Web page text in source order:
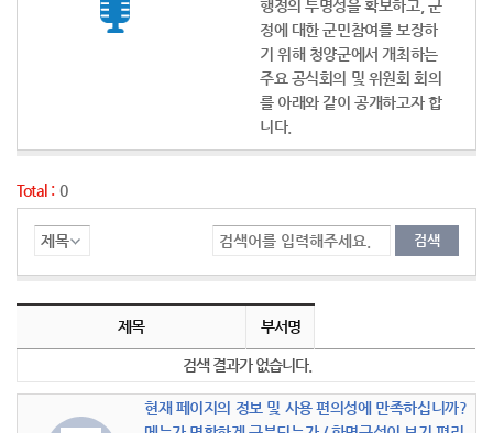
행정의 투명성을 확보하고, 군
정에 대한 군민참여를 보장하
기 위해 청양군에서 개최하는
주요 공식회의 및 위원회 회의
를 아래와 같이 공개하고자 합
니다.
Total : 0
회의자료공개 목록
회의자료공개의 목록으로 순번, 제목, 부서명, 등록일, 조회, 첨부(으)로 나뉘어 설명합니다. 총 0개의 글이 있으며 제목링크를 통해서 게시물 상세글내용으로 이동합니다.
제목
부서명
검색 결과가 없습니다.
현재 페이지의 정보 및 사용 편의성에 만족하십니까?